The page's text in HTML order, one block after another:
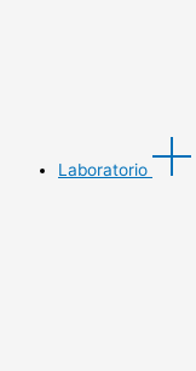
Laboratorio